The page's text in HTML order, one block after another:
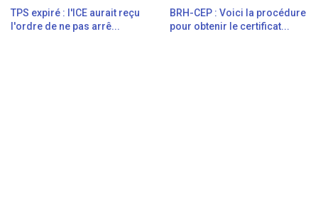
TPS expiré : l'ICE aurait reçu
l'ordre de ne pas arrê...
BRH-CEP : Voici la procédure
pour obtenir le certificat...